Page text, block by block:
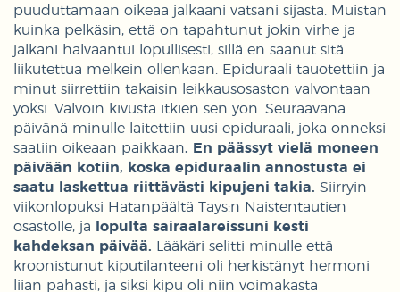
puuduttamaan oikeaa jalkaani vatsani sijasta. Muistan
kuinka pelkäsin, että on tapahtunut jokin virhe ja
jalkani halvaantui lopullisesti, sillä en saanut sitä
liikutettua melkein ollenkaan. Epiduraali tauotettiin ja
minut siirrettiin takaisin leikkausosaston valvontaan
yöksi. Valvoin kivusta itkien sen yön. Seuraavana
päivänä minulle laitettiin uusi epiduraali, joka onneksi
saatiin oikeaan paikkaan. En päässyt vielä moneen
päivään kotiin, koska epiduraalin annostusta ei
saatu laskettua riittävästi kipujeni takia. Siirryin
viikonlopuksi Hatanpäältä Tays:n Naistentautien
osastolle, ja lopulta sairaalareissuni kesti
kahdeksan päivää. Lääkäri selitti minulle että
kroonistunut kiputilanteeni oli herkistänyt hermoni
liian pahasti, ja siksi kipu oli niin voimakasta